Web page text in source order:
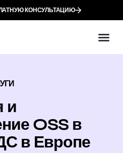
КОНСУЛЬТАЦИЮ
и
OSS в
в Европе